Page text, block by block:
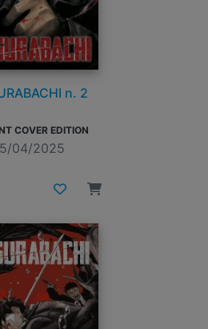
n. 2
COVER EDITION
04/2025